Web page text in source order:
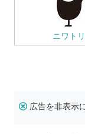
ニワトリ
広告を非表示